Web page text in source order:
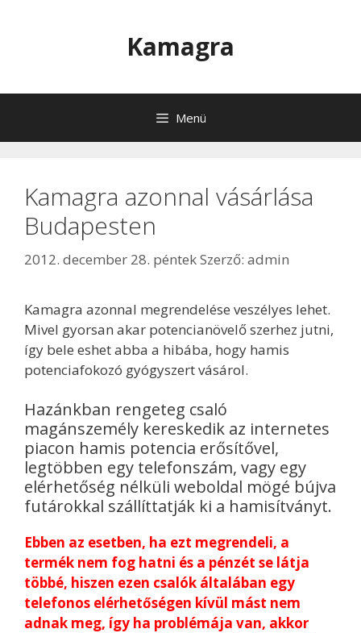
Kamagra
Menü
Kamagra azonnal vásárlása
Budapesten
2012. december 28. péntekSzerző: admin
Kamagra azonnal megrendelése veszélyes lehet.
Mivel gyorsan akar potencianövelő szerhez jutni,
így bele eshet abba a hibába, hogy hamis
potenciafokozó gyógyszert vásárol.
Hazánkban rengeteg csaló
magánszemély kereskedik az internetes
piacon hamis potencia erősítővel,
legtöbben egy telefonszám, vagy egy
elérhetőség nélküli weboldal mögé bújva
futárokkal szállíttatják ki a hamisítványt.
Ebben az esetben, ha ezt megrendeli, a
termék nem fog hatni és a pénzét se látja
többé, hiszen ezen csalók általában egy
telefonos elérhetőségen kívül mást nem
adnak meg, így ha problémája van, akkor